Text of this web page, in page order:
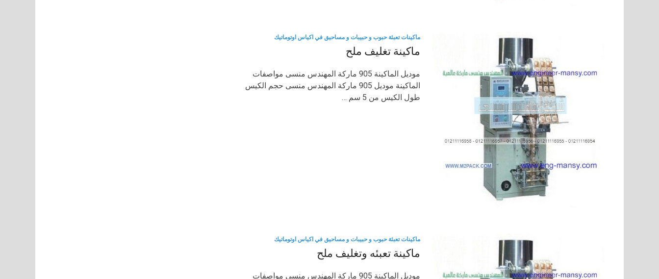
ماكينات تعبئة حبوب و حبيبات و مساحيق في اكياس اوتوماتيك
ماكينة تغليف ملح
موديل الماكينة 905 ماركة المهندس منسى مواصفات
الماكينة موديل 905 ماركة المهندس منسى حجم الكيس
طول الكيس من 5 سم …
ماكينات تعبئة حبوب و حبيبات و مساحيق في اكياس اوتوماتيك
ماكينة تعبئه وتغليف ملح
موديل الماكينة 905 ماركة المهندس منسى مواصفات